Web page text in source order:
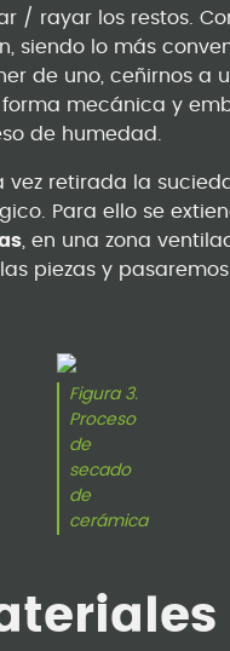
/ rayar los restos.
siendo lo más
de uno, ceñirnos a
mecánica y
de humedad.
retirada la
Para ello se
, en una zona
piezas y
Figura 3.
Proceso
de
secado
de
cerámica